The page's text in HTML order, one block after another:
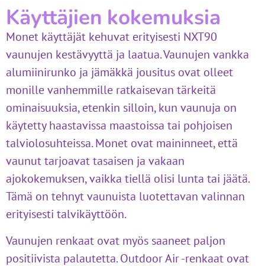
Käyttäjien kokemuksia
Monet käyttäjät kehuvat erityisesti NXT90
vaunujen kestävyyttä ja laatua. Vaunujen vankka
alumiinirunko ja jämäkkä jousitus ovat olleet
monille vanhemmille ratkaisevan tärkeitä
ominaisuuksia, etenkin silloin, kun vaunuja on
käytetty haastavissa maastoissa tai pohjoisen
talviolosuhteissa. Monet ovat maininneet, että
vaunut tarjoavat tasaisen ja vakaan
ajokokemuksen, vaikka tiellä olisi lunta tai jäätä.
Tämä on tehnyt vaunuista luotettavan valinnan
erityisesti talvikäyttöön.
Vaunujen renkaat ovat myös saaneet paljon
positiivista palautetta. Outdoor Air -renkaat ovat